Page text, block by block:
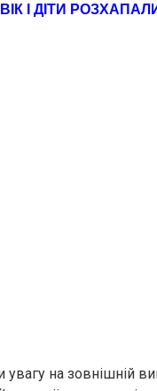
І ДІТИ
увагу на зовнішній